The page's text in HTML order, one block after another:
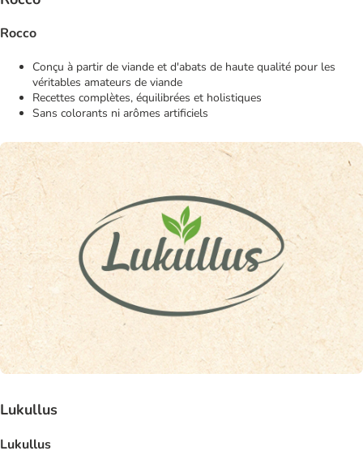
Rocco
Conçu à partir de viande et d'abats de haute qualité pour les
véritables amateurs de viande
Recettes complètes, équilibrées et holistiques
Sans colorants ni arômes artificiels
Lukullus
Lukullus